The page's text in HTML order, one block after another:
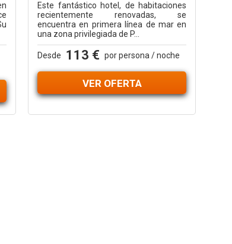
Este fantástico hotel, de habitaciones
recientemente renovadas, se
encuentra en primera línea de mar en
una zona privilegiada de P...
Desde 113 € por persona / noche
VER OFERTA